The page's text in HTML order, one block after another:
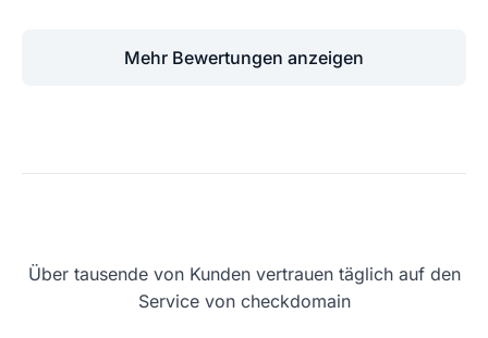
Mehr Bewertungen anzeigen
Über tausende von Kunden vertrauen täglich auf den
Service von checkdomain